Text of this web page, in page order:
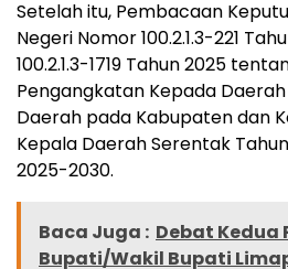
Setelah itu, Pembacaan
Negeri Nomor 100.2.1.3-221
100.2.1.3-1719 Tahun 2025
Pengangkatan Kepada
Daerah pada Kabupaten dan
Kepala Daerah Serentak
2025-2030.
Baca Juga : Debat Kedua
Bupati/Wakil Bupati